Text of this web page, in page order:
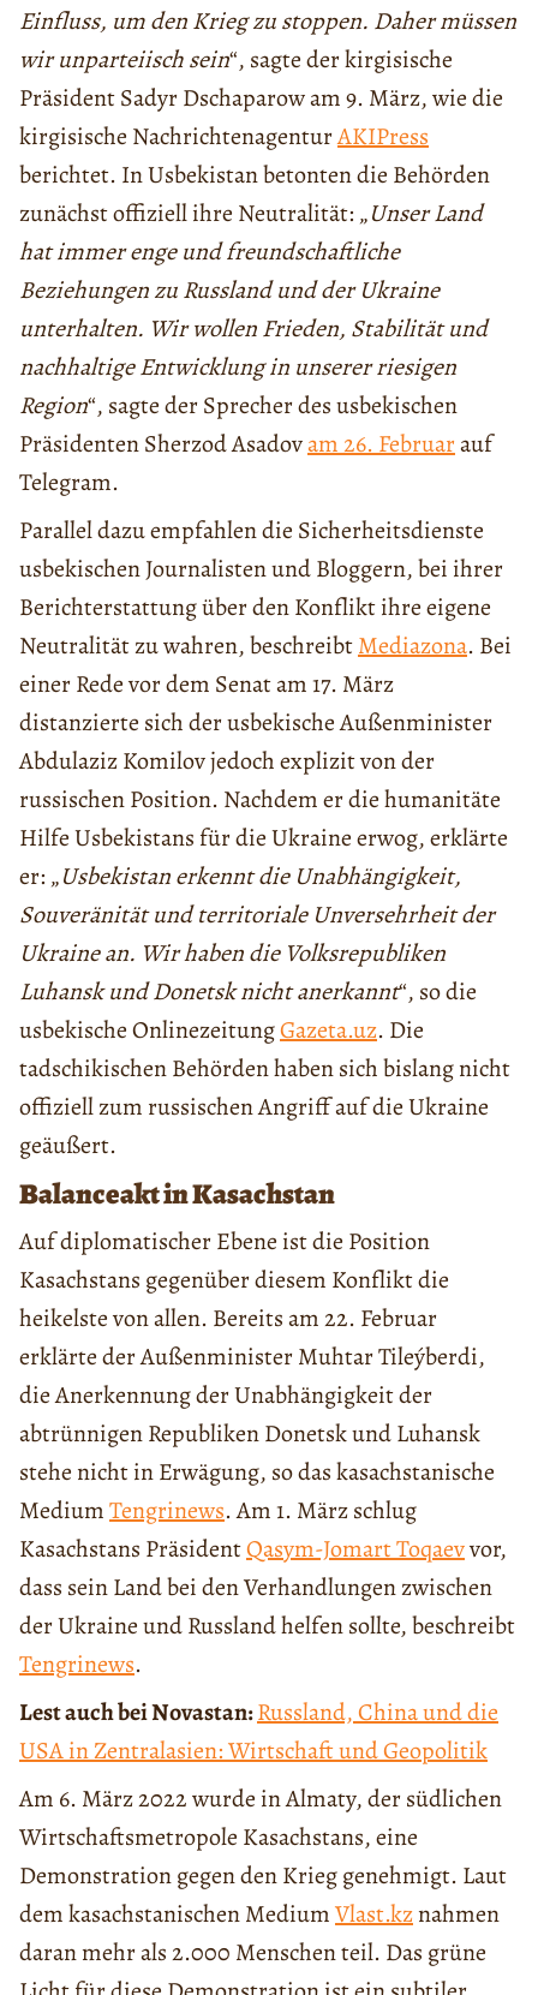
Einfluss, um den Krieg zu stoppen. Daher müssen
wir unparteiisch sein“, sagte der kirgisische
Präsident Sadyr Dschaparow am 9. März, wie die
kirgisische NachrichtenagenturAKIPress
berichtet. In Usbekistan betonten die Behörden
zunächst offiziell ihre Neutralität: „Unser Land
hat immer enge und freundschaftliche
Beziehungen zu Russland und der Ukraine
unterhalten. Wir wollen Frieden, Stabilität und
nachhaltige Entwicklung in unserer riesigen
Region“, sagte der Sprecher des usbekischen
Präsidenten Sherzod Asadovam 26. Februarauf
Telegram.
Parallel dazu empfahlen die Sicherheitsdienste
usbekischen Journalisten und Bloggern, bei ihrer
Berichterstattung über den Konflikt ihre eigene
Neutralität zu wahren, beschreibtMediazona. Bei
einer Rede vor dem Senat am 17. März
distanzierte sich der usbekische Außenminister
Abdulaziz Komilov jedoch explizit von der
russischen Position. Nachdem er die humanitäte
Hilfe Usbekistans für die Ukraine erwog, erklärte
er: „Usbekistan erkennt die Unabhängigkeit,
Souveränität und territoriale Unversehrheit der
Ukraine an. Wir haben die Volksrepubliken
Luhansk und Donetsk nicht anerkannt“, so die
usbekische OnlinezeitungGazeta.uz. Die
tadschikischen Behörden haben sich bislang nicht
offiziell zum russischen Angriff auf die Ukraine
geäußert.
Balanceakt in Kasachstan
Auf diplomatischer Ebene ist die Position
Kasachstans gegenüber diesem Konflikt die
heikelste von allen. Bereits am 22. Februar
erklärte der Außenminister Muhtar Tileýberdi,
die Anerkennung der Unabhängigkeit der
abtrünnigen Republiken Donetsk und Luhansk
stehe nicht in Erwägung, so das kasachstanische
MediumTengrinews. Am 1. März schlug
Kasachstans PräsidentQasym-Jomart Toqaevvor,
dass sein Land bei den Verhandlungen zwischen
der Ukraine und Russland helfen sollte, beschreibt
Tengrinews.
Lest auch bei Novastan:Russland, China und die
USA in Zentralasien: Wirtschaft und Geopolitik
Am 6. März 2022 wurde in Almaty, der südlichen
Wirtschaftsmetropole Kasachstans, eine
Demonstration gegen den Krieg genehmigt. Laut
dem kasachstanischen MediumVlast.kznahmen
daran mehr als 2.000 Menschen teil. Das grüne